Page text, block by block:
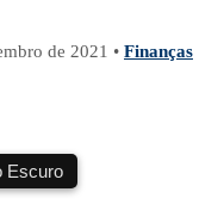
de 2021 • Finanças
Escuro